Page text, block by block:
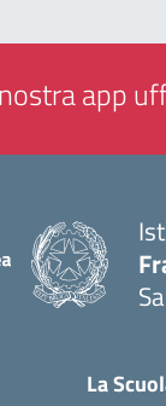
app
La